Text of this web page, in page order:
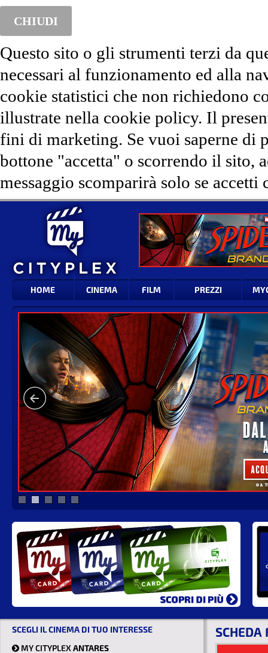
CHIUDI
Questo sito o gli strumenti terzi da
necessari al funzionamento ed alla
cookie statistici che non richiedono
illustrate nella cookie policy. Il
fini di marketing. Se vuoi saperne di
bottone "accetta" o scorrendo il sito,
messaggio scomparirà solo se
HOME CINEMA FILM PREZZI
SCEGLI IL CINEMA DI TUO INTERESSE
MY CITYPLEXANTARES
SCHEDA